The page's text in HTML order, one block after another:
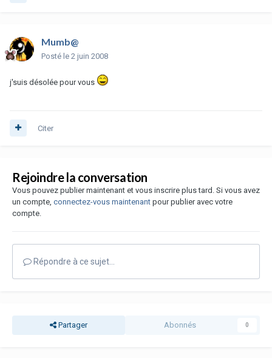
Mumb@
Posté le 2 juin 2008
j'suis désolée pour vous
Citer
Rejoindre la conversation
Vous pouvez publier maintenant et vous inscrire plus tard. Si vous avez
un compte, connectez-vous maintenant pour publier avec votre
compte.
Répondre à ce sujet…
Partager Abonnés 0